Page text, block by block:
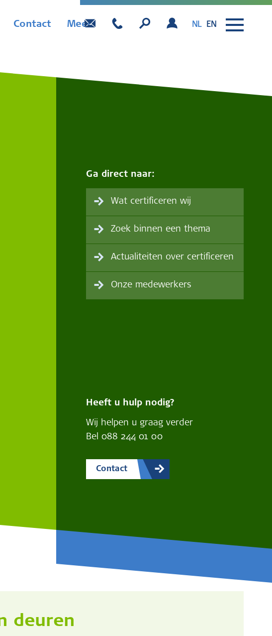
Contact Meer NL EN
Ga direct naar:
Wat certificeren wij
Zoek binnen een thema
Actualiteiten over certificeren
Onze medewerkers
Heeft u hulp nodig?
Wij helpen u graag verder
Bel088 244 01 00
Contact
deuren